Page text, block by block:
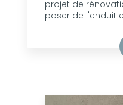
projet de
poser de l'enduit